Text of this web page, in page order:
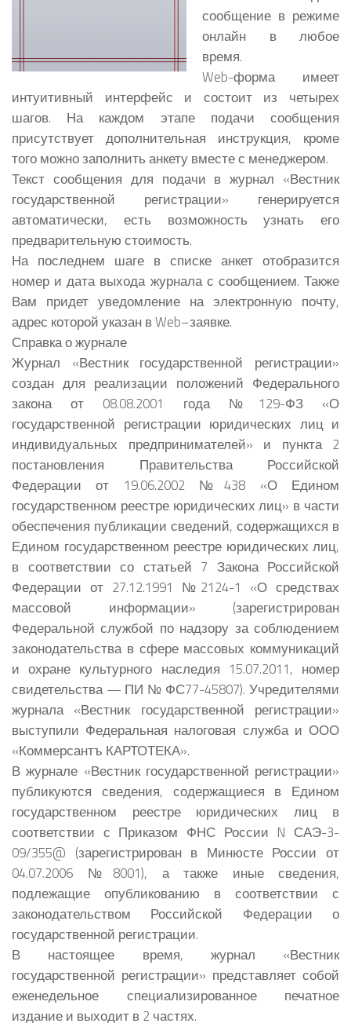
сообщение в режиме
онлайн в любое
время.
Web-форма имеет
интуитивный интерфейс и состоит из четырех
шагов. На каждом этапе подачи сообщения
присутствует дополнительная инструкция, кроме
того можно заполнить анкету вместе с менеджером.
Текст сообщения для подачи в журнал «Вестник
государственной регистрации» генерируется
автоматически, есть возможность узнать его
предварительную стоимость.
На последнем шаге в списке анкет отобразится
номер и дата выхода журнала с сообщением. Также
Вам придет уведомление на электронную почту,
адрес которой указан в Web–заявке.
Справка о журнале
Журнал «Вестник государственной регистрации»
создан для реализации положений Федерального
закона от 08.08.2001 года №129-ФЗ «О
государственной регистрации юридических лиц и
индивидуальных предпринимателей» и пункта 2
постановления Правительства Российской
Федерации от 19.06.2002 №438 «О Едином
государственном реестре юридических лиц» в части
обеспечения публикации сведений, содержащихся в
Едином государственном реестре юридических лиц,
в соответствии со статьей 7 Закона Российской
Федерации от 27.12.1991 №2124-1 «О средствах
массовой информации» (зарегистрирован
Федеральной службой по надзору за соблюдением
законодательства в сфере массовых коммуникаций
и охране культурного наследия 15.07.2011, номер
свидетельства — ПИ № ФС77-45807). Учредителями
журнала «Вестник государственной регистрации»
выступили Федеральная налоговая служба и ООО
«Коммерсантъ КАРТОТЕКА».
В журнале «Вестник государственной регистрации»
публикуются сведения, содержащиеся в Едином
государственном реестре юридических лиц в
соответствии с Приказом ФНС России N САЭ-3-
09/355@ (зарегистрирован в Минюсте России от
04.07.2006 №8001), а также иные сведения,
подлежащие опубликованию в соответствии с
законодательством Российской Федерации о
государственной регистрации.
В настоящее время, журнал «Вестник
государственной регистрации» представляет собой
еженедельное специализированное печатное
издание и выходит в 2 частях.